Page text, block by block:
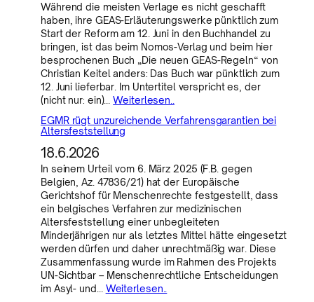
Während die meisten Verlage es nicht geschafft
haben, ihre GEAS-Erläuterungswerke pünktlich zum
Start der Reform am 12. Juni in den Buchhandel zu
bringen, ist das beim Nomos-Verlag und beim hier
besprochenen Buch „Die neuen GEAS-Regeln“ von
Christian Keitel anders: Das Buch war pünktlich zum
12. Juni lieferbar. Im Untertitel verspricht es, der
(nicht nur: ein)…Weiterlesen..
EGMR rügt unzureichende Verfahrensgarantien bei
Altersfeststellung
18.6.2026
In seinem Urteil vom 6. März 2025 (F.B. gegen
Belgien, Az. 47836/21) hat der Europäische
Gerichtshof für Menschenrechte festgestellt, dass
ein belgisches Verfahren zur medizinischen
Altersfeststellung einer unbegleiteten
Minderjährigen nur als letztes Mittel hätte eingesetzt
werden dürfen und daher unrechtmäßig war. Diese
Zusammenfassung wurde im Rahmen des Projekts
UN-Sichtbar – Menschenrechtliche Entscheidungen
im Asyl- und… Weiterlesen..